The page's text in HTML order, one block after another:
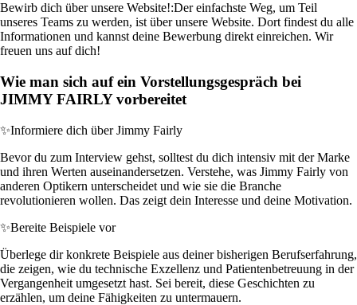
Bewirb dich über unsere Website!:Der einfachste Weg, um Teil
unseres Teams zu werden, ist über unsere Website. Dort findest du alle
Informationen und kannst deine Bewerbung direkt einreichen. Wir
freuen uns auf dich!
Wie man sich auf ein Vorstellungsgespräch bei
JIMMY FAIRLY vorbereitet
✨Informiere dich über Jimmy Fairly
Bevor du zum Interview gehst, solltest du dich intensiv mit der Marke
und ihren Werten auseinandersetzen. Verstehe, was Jimmy Fairly von
anderen Optikern unterscheidet und wie sie die Branche
revolutionieren wollen. Das zeigt dein Interesse und deine Motivation.
✨Bereite Beispiele vor
Überlege dir konkrete Beispiele aus deiner bisherigen Berufserfahrung,
die zeigen, wie du technische Exzellenz und Patientenbetreuung in der
Vergangenheit umgesetzt hast. Sei bereit, diese Geschichten zu
erzählen, um deine Fähigkeiten zu untermauern.